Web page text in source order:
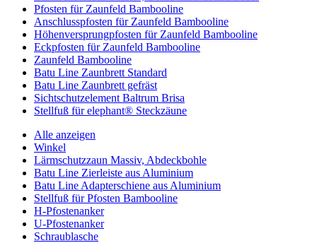
Pfosten für Zaunfeld Bambooline
Anschlusspfosten für Zaunfeld Bambooline
Höhenversprungpfosten für Zaunfeld Bambooline
Eckpfosten für Zaunfeld Bambooline
Zaunfeld Bambooline
Batu Line Zaunbrett Standard
Batu Line Zaunbrett gefräst
Sichtschutzelement Baltrum Brisa
Stellfuß für elephant® Steckzäune
Alle anzeigen
Winkel
Lärmschutzzaun Massiv, Abdeckbohle
Batu Line Zierleiste aus Aluminium
Batu Line Adapterschiene aus Aluminium
Stellfuß für Pfosten Bambooline
H-Pfostenanker
U-Pfostenanker
Schraublasche